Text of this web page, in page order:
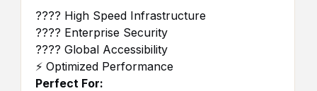
???? High Speed Infrastructure
???? Enterprise Security
???? Global Accessibility
⚡ Optimized Performance
Perfect For: